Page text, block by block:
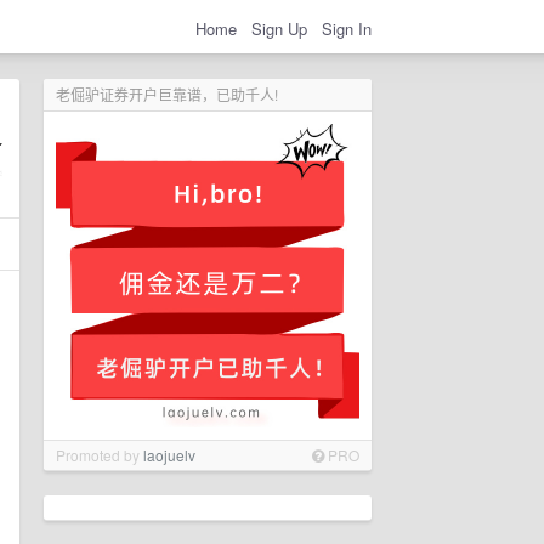
Home Sign Up Sign In
老倔驴证券开户巨靠谱，已助千人!
Promoted bylaojuelv PRO